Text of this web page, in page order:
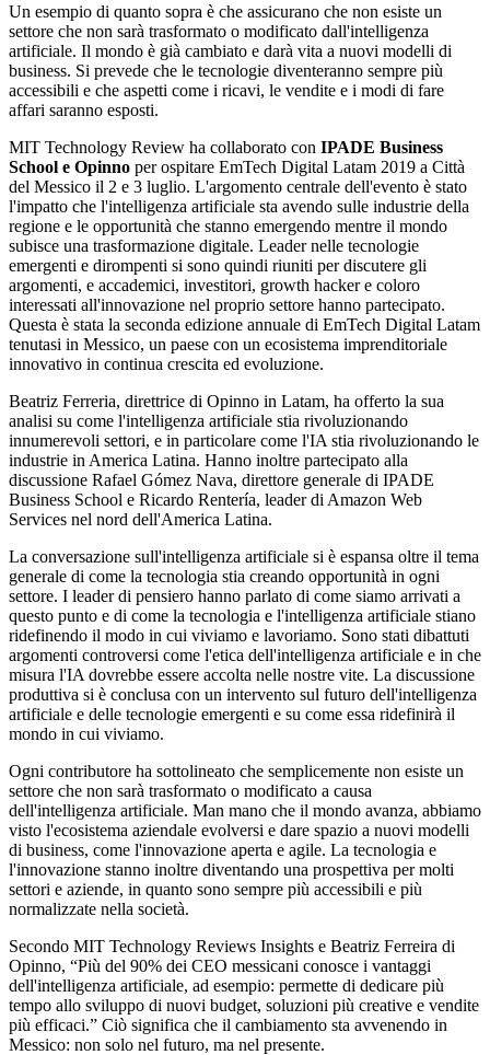
Un esempio di quanto sopra è che assicurano che non esiste un
settore che non sarà trasformato o modificato dall'intelligenza
artificiale. Il mondo è già cambiato e darà vita a nuovi modelli di
business. Si prevede che le tecnologie diventeranno sempre più
accessibili e che aspetti come i ricavi, le vendite e i modi di fare
affari saranno esposti.
MIT Technology Review ha collaborato con IPADE Business
School e Opinno per ospitare EmTech Digital Latam 2019 a Città
del Messico il 2 e 3 luglio. L'argomento centrale dell'evento è stato
l'impatto che l'intelligenza artificiale sta avendo sulle industrie della
regione e le opportunità che stanno emergendo mentre il mondo
subisce una trasformazione digitale. Leader nelle tecnologie
emergenti e dirompenti si sono quindi riuniti per discutere gli
argomenti, e accademici, investitori, growth hacker e coloro
interessati all'innovazione nel proprio settore hanno partecipato.
Questa è stata la seconda edizione annuale di EmTech Digital Latam
tenutasi in Messico, un paese con un ecosistema imprenditoriale
innovativo in continua crescita ed evoluzione.
Beatriz Ferreria, direttrice di Opinno in Latam, ha offerto la sua
analisi su come l'intelligenza artificiale stia rivoluzionando
innumerevoli settori, e in particolare come l'IA stia rivoluzionando le
industrie in America Latina. Hanno inoltre partecipato alla
discussione Rafael Gómez Nava, direttore generale di IPADE
Business School e Ricardo Rentería, leader di Amazon Web
Services nel nord dell'America Latina.
La conversazione sull'intelligenza artificiale si è espansa oltre il tema
generale di come la tecnologia stia creando opportunità in ogni
settore. I leader di pensiero hanno parlato di come siamo arrivati a
questo punto e di come la tecnologia e l'intelligenza artificiale stiano
ridefinendo il modo in cui viviamo e lavoriamo. Sono stati dibattuti
argomenti controversi come l'etica dell'intelligenza artificiale e in che
misura l'IA dovrebbe essere accolta nelle nostre vite. La discussione
produttiva si è conclusa con un intervento sul futuro dell'intelligenza
artificiale e delle tecnologie emergenti e su come essa ridefinirà il
mondo in cui viviamo.
Ogni contributore ha sottolineato che semplicemente non esiste un
settore che non sarà trasformato o modificato a causa
dell'intelligenza artificiale. Man mano che il mondo avanza, abbiamo
visto l'ecosistema aziendale evolversi e dare spazio a nuovi modelli
di business, come l'innovazione aperta e agile. La tecnologia e
l'innovazione stanno inoltre diventando una prospettiva per molti
settori e aziende, in quanto sono sempre più accessibili e più
normalizzate nella società.
Secondo MIT Technology Reviews Insights e Beatriz Ferreira di
Opinno, “Più del 90% dei CEO messicani conosce i vantaggi
dell'intelligenza artificiale, ad esempio: permette di dedicare più
tempo allo sviluppo di nuovi budget, soluzioni più creative e vendite
più efficaci.” Ciò significa che il cambiamento sta avvenendo in
Messico: non solo nel futuro, ma nel presente.